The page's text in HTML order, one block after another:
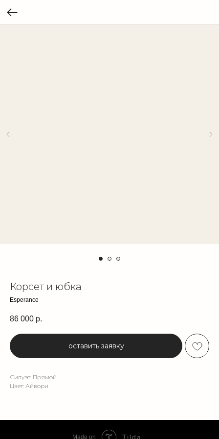
Корсет и юбка
Esperance
86 000 р.
оставить заявку
Силуэт: Прямой
Цвет: Айвори
Made on Tilda